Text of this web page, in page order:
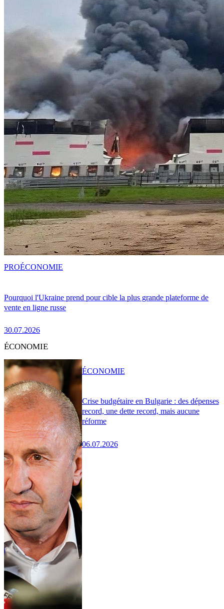
Pourquoi l'Ukraine prend pour cible la plus grande plateforme de
vente en ligne russe
30.07.2026
PROÉCONOMIE
ÉCONOMIE
Crise budgétaire en Bulgarie : des dépenses
record, une dette record, mais aucune
réforme
06.07.2026
ÉCONOMIE